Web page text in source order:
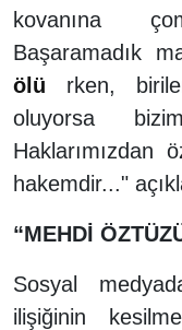
kovanına
Başaramadık
ölü rken,
oluyorsa
Haklarımızdan
hakemdir..."
“MEHDİ
Sosyal
ilişiğinin